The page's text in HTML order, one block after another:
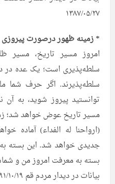
۱۳۸۷/۰۵/۲۷
* زمینه ظهور درصورت پیروزی
امروز مسیر تاریخ،
سلطه‌پذیری است؛ یک عده در
سلطه‌پذیرند. اگر حرف شما
توانستید پیروز شوید، به
مسیر تاریخ عوض خواهد شد؛
(ارواحنا له الفداء) آماده
جدیدی خواهد شد. این بسته
بسته به معرفت امروز من و
بیانات در دیدار مردم قم ۱۳۹۱/۱۰/۱۹